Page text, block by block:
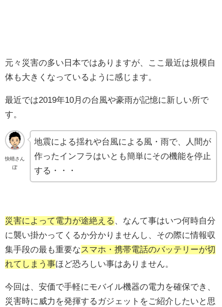
元々災害の多い日本ではありますが、ここ最近は規模自
体も大きくなっているように感じます。
最近では2019年10月の台風や豪雨が記憶に新しい所で
す。
快晴さん
ぽ
地震による揺れや台風による風・雨で、人間が
作ったインフラはいとも簡単にその機能を停止
する・・・
災害によって電力が途絶える 、なんて事はいつ何時自分
に襲い掛かってくるか分かりませんし、その際に情報収
集手段の最も重要なスマホ・携帯電話のバッテリーが切
れてしまう事ほど恐ろしい事はありません。
今回は、安価で手軽にモバイル機器の電力を確保でき、
災害時に威力を発揮するガジェットをご紹介したいと思